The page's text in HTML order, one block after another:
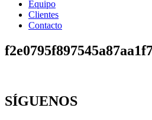
Equipo
Clientes
Contacto
SÍGUENOS